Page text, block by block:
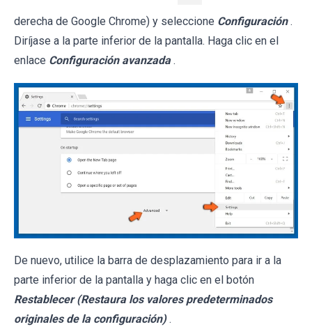
derecha de Google Chrome) y seleccione Configuración .
Diríjase a la parte inferior de la pantalla. Haga clic en el
enlace Configuración avanzada .
De nuevo, utilice la barra de desplazamiento para ir a la
parte inferior de la pantalla y haga clic en el botón
Restablecer (Restaura los valores predeterminados
originales de la configuración) .